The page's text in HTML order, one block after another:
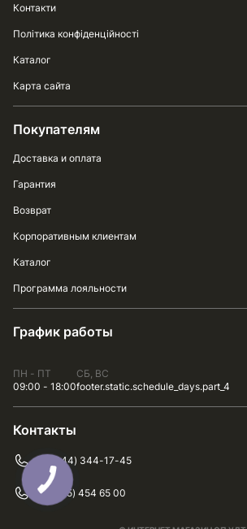
Контакти
Політика конфіденційності
Каталог
Карта сайта
Покупателям
Доставка и оплата
Гарантия
Возврат
Корпоративным клиентам
Каталог
Программа лояльности
График работы
ПН - ПТ
09:00 - 18:00
СБ, ВС
footer.static.schedule_days.part_4
Контакты
+38 (044) 344-17-45
+38 (075) 454 65 00